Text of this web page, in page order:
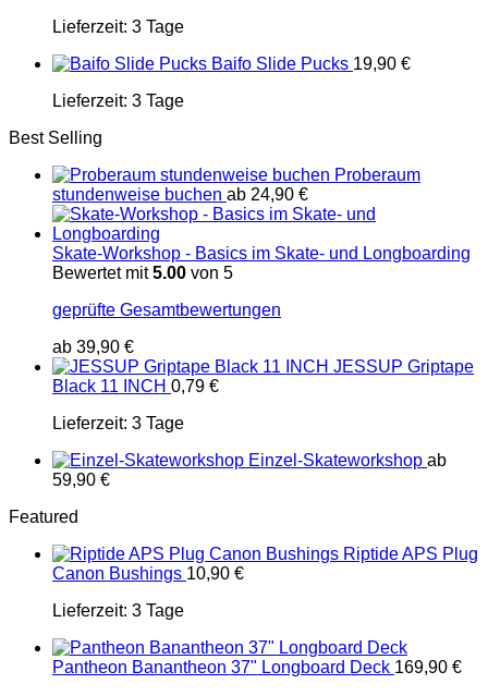
Lieferzeit: 3 Tage
Baifo Slide Pucks 19,90 €
Lieferzeit: 3 Tage
Best Selling
Proberaum
stundenweise buchen ab 24,90 €
Skate-Workshop - Basics im Skate- und Longboarding
Bewertet mit5.00 von 5
geprüfte Gesamtbewertungen
ab 39,90 €
JESSUP Griptape
Black 11 INCH 0,79 €
Lieferzeit: 3 Tage
Einzel-Skateworkshop ab
59,90 €
Featured
Riptide APS Plug
Canon Bushings 10,90 €
Lieferzeit: 3 Tage
Pantheon Banantheon 37" Longboard Deck 169,90 €